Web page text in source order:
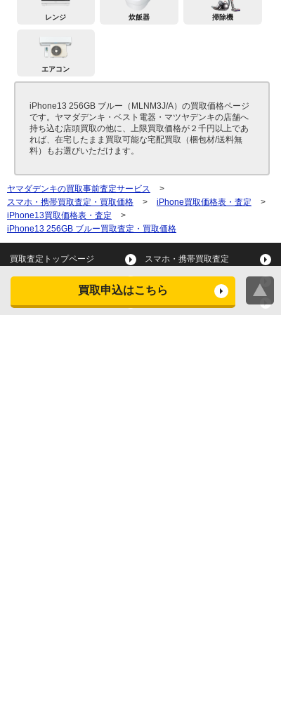
買取申込はこちら
レンジ 炊飯器 掃除機
エアコン
iPhone13 256GB ブルー（MLNM3J/A）の買取価格ページ
です。ヤマダデンキ・ベスト電器・マツヤデンキの店舗へ
持ち込む店頭買取の他に、上限買取価格が２千円以上であ
れば、在宅したまま買取可能な宅配買取（梱包材/送料無
料）もお選びいただけます。
ヤマダデンキの買取事前査定サービス
>
スマホ・携帯買取査定・買取価格
> iPhone買取価格表・査定
>
iPhone13買取価格表・査定
>
iPhone13 256GB ブルー買取査定・買取価格
買取査定トップページ スマホ・携帯買取査定
タブレット買取査定
スマートウォッチ買取査定